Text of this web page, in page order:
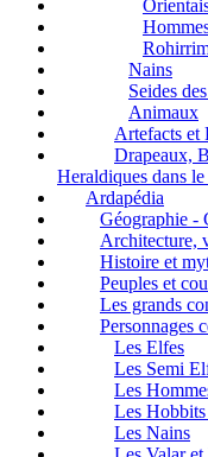
Nains
Seides
Animaux
Artefacts et
Drapeaux,
Heraldiques dans
Ardapédia
Géographie -
Architecture,
Histoire et
Peuples et
Les grands
Personnages
Les Elfes
Les Semi
Les
Les
Les Nains